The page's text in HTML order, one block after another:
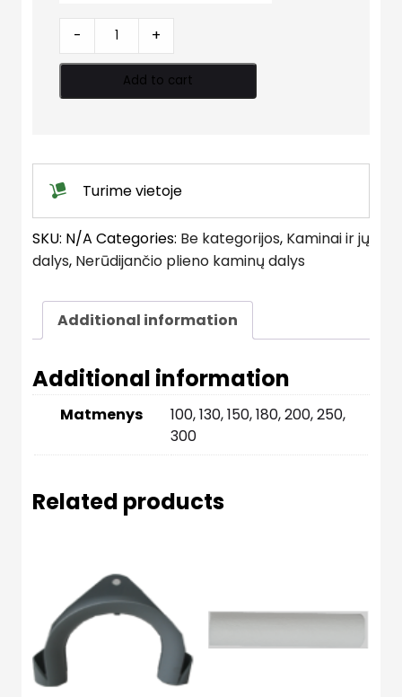
Dvisienis
trišakis
quantity
- +
Add to cart
Turime vietoje
SKU: N/A Categories: Be kategorijos, Kaminai ir jų
dalys, Nerūdijančio plieno kaminų dalys
Additional information
Additional information
Matmenys
100, 130, 150, 180, 200, 250,
300
Related products